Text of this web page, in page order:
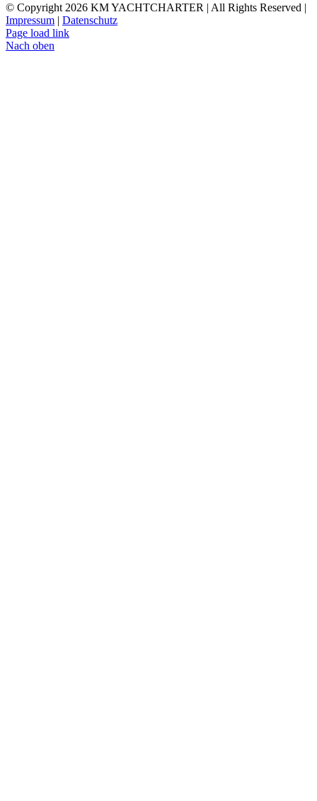
© Copyright 2026 KM YACHTCHARTER | All Rights Reserved |
Impressum | Datenschutz
Page load link
Nach oben